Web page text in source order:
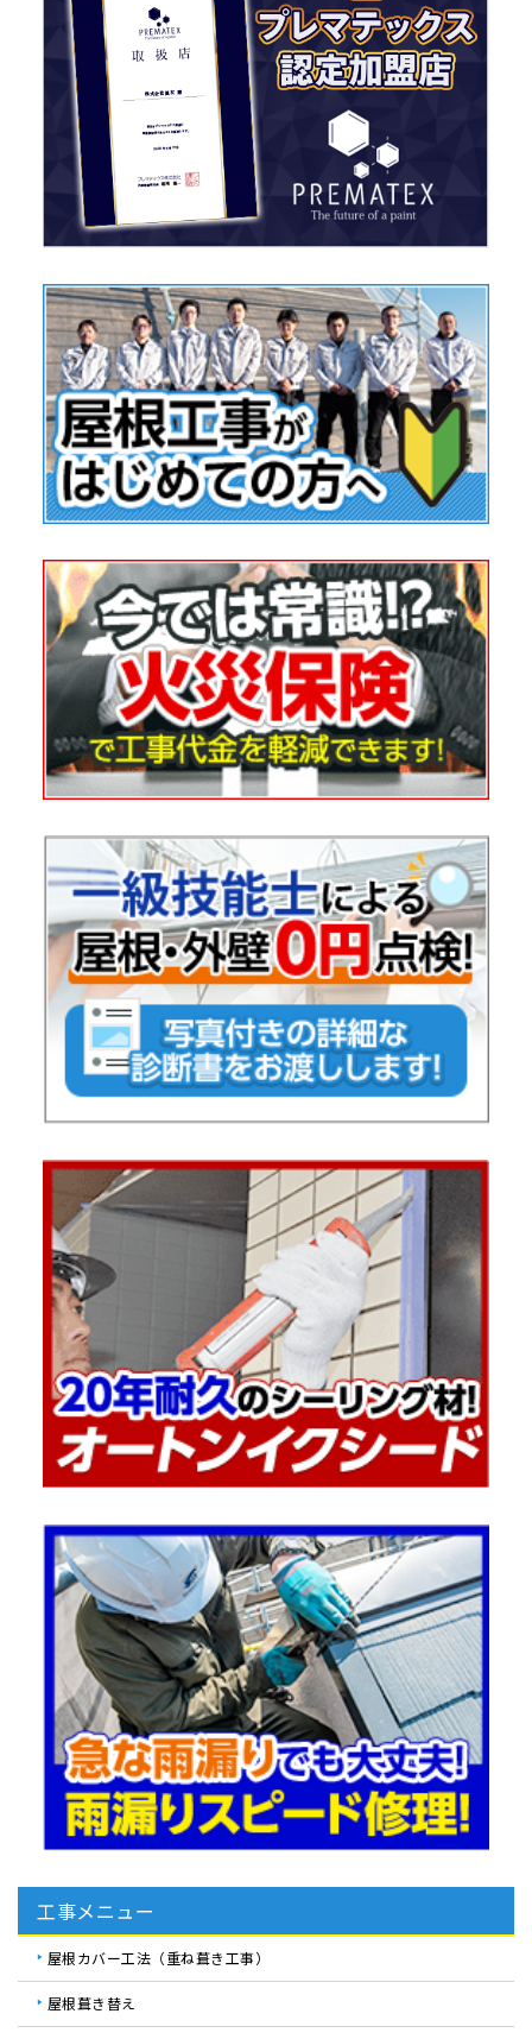
工事メニュー
屋根カバー工法（重ね葺き工事）
屋根葺き替え